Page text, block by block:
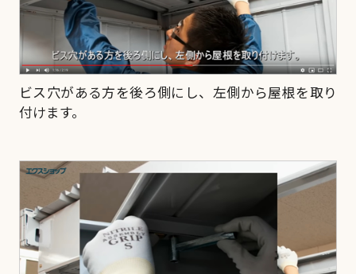
ビス穴がある方を後ろ側にし、左側から屋根を取り
付けます。